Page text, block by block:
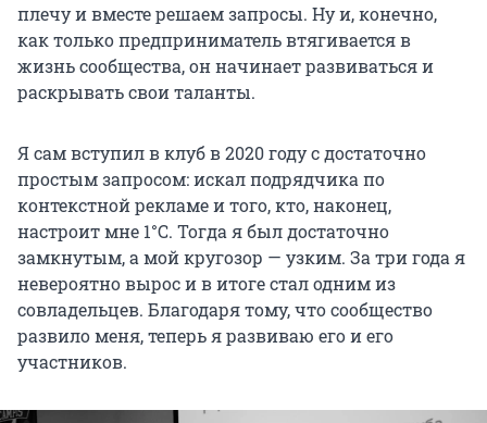
плечу и вместе решаем запросы. Ну и, конечно,
как только предприниматель втягивается в
жизнь сообщества, он начинает развиваться и
раскрывать свои таланты.
Я сам вступил в клуб в 2020 году с достаточно
простым запросом: искал подрядчика по
контекстной рекламе и того, кто, наконец,
настроит мне 1°С. Тогда я был достаточно
замкнутым, а мой кругозор — узким. За три года я
невероятно вырос и в итоге стал одним из
совладельцев. Благодаря тому, что сообщество
развило меня, теперь я развиваю его и его
участников.